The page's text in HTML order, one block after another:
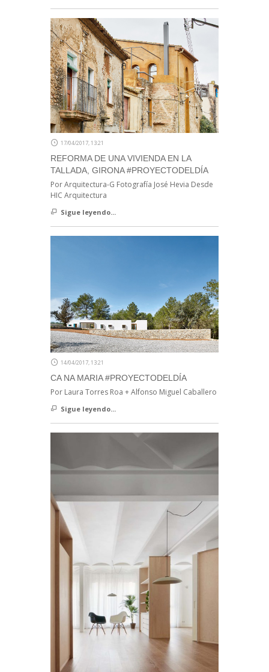
17/04/2017, 13:21
REFORMA DE UNA VIVIENDA EN LA
TALLADA, GIRONA #PROYECTODELDÍA
Por Arquitectura-G Fotografía José Hevia Desde
HIC Arquitectura
Sigue leyendo...
14/04/2017, 13:21
CA NA MARIA #PROYECTODELDÍA
Por Laura Torres Roa + Alfonso Miguel Caballero
Sigue leyendo...